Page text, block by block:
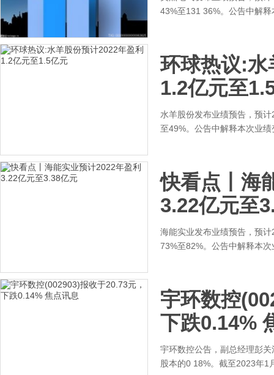
43%至131 36%。公告中解
环球热议:水
1.2亿元至
水羊股份发布业绩预告，预
至49%。公告中解释本次业
快看点丨海
3.22亿元至
海能实业发布业绩预告，预
73%至82%。公告中解释本
宇环数控
下跌0.14%
宇环数控公告，副总经理彭
股本的0 18%。截至2023年